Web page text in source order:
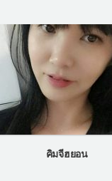
คิมจีฮยอน